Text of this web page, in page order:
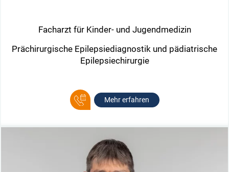
Facharzt für Kinder- und Jugendmedizin
Prächirurgische Epilepsiediagnostik und pädiatrische
Epilepsiechirurgie
Mehr erfahren